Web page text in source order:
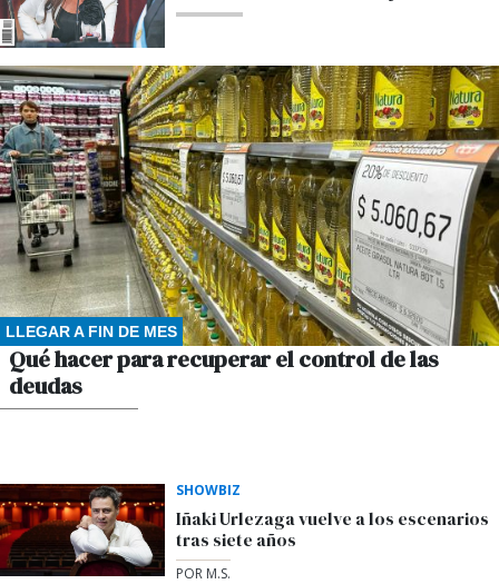
LLEGAR A FIN DE MES
Qué hacer para recuperar el control de las
deudas
SHOWBIZ
Iñaki Urlezaga vuelve a los escenarios
tras siete años
POR M.S.